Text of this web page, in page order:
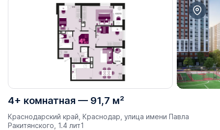
4+ комнатная — 91,7 м²
Краснодарский край, Краснодар, улица имени Павла
Ракитянского, 1.4 лит1